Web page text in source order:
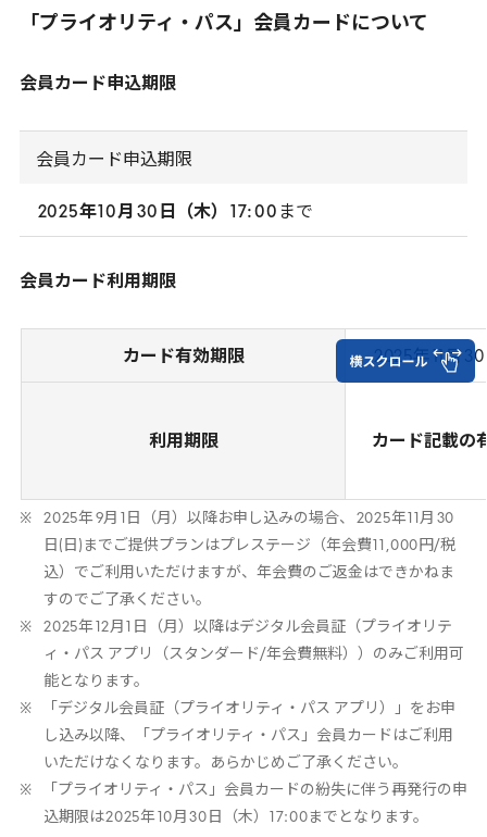
「プライオリティ・パス」会員カードについて
会員カード申込期限
会員カード申込期限
2025年 10月 30 日（木） 17:00 まで
会員カード利用期限
カード有効期限 2025年 11月 30
利用期限 カード記載の
2025年9月 日（月）以降お申し込みの場合、 2025年 月 30
日(日)までご提供プランはプレステージ（年会費
,000 円/税
込）でご利用いただけますが、年会費のご返金はできかねま
すのでご了承ください。
2025年 12月
日（月）以降はデジタル会員証（プライオリテ
ィ・パス アプリ（スタンダード/年会費無料））のみご利用可
能となります。
「デジタル会員証（プライオリティ・パス アプリ）」をお申
し込み以降、「プライオリティ・パス」会員カードはご利用
いただけなくなります。あらかじめご了承ください。
「プライオリティ・パス」会員カードの紛失に伴う再発行の申
込期限は2025年 10月 30 日（木） 17:00までとなります。